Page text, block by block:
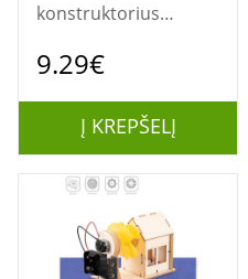
konstruktorius
automobilis",
9.29€
Į KREPŠELĮ